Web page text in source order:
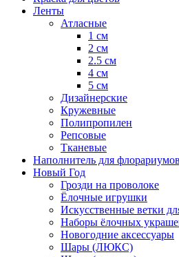
Ленты
Атласные
1 см
2 см
2.5 см
4 см
5 см
Дизайнерские
Кружевные
Полипропилен
Репсовые
Тканевые
Наполнитель для флорариумов
Новый Год
Грозди на проволоке
Ёлочные игрушки
Искусственные ветки
Наборы ёлочных
Новогодние аксессуары
Шары (ЛЮКС)